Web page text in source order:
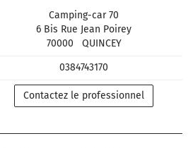
Camping-car 70
6 Bis Rue Jean Poirey
70000
QUINCEY
0384743170
Contactez le professionnel